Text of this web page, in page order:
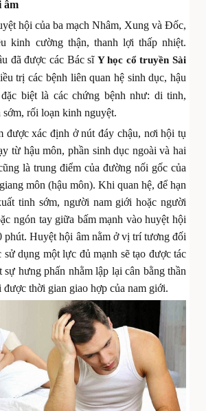
âm
hội của ba mạch Nhâm, Xung và Đốc,
kinh cường thận, thanh lợi thấp nhiệt.
đã được các Bác sĩ Y học cổ truyền Sài
trị các bệnh liên quan hệ sinh dục, hậu
biệt là các chứng bệnh như: di tinh,
rối loạn kinh nguyệt.
được xác định ở nút đáy chậu, nơi hội tụ
từ hậu môn, phần sinh dục ngoài và hai
là trung điểm của đường nối gốc của
môn (hậu môn). Khi quan hệ, để hạn
tinh sớm, người nam giới hoặc người
ngón tay giữa bấm mạnh vào huyệt hội
phút. Huyệt hội âm nằm ở vị trí tương đối
sử dụng một lực đủ mạnh sẽ tạo được tác
sự hưng phấn nhằm lập lại cân bằng thần
thời gian giao hợp của nam giới.